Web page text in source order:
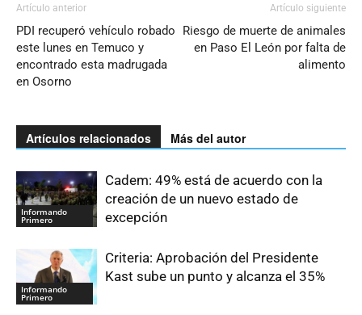
Artículo anterior
PDI recuperó vehículo robado
este lunes en Temuco y
encontrado esta madrugada
en Osorno
Artículo siguiente
Riesgo de muerte de animales
en Paso El León por falta de
alimento
Artículos relacionados Más del autor
Informando
Primero
Cadem: 49% está de acuerdo con la
creación de un nuevo estado de
excepción
Informando
Primero
Criteria: Aprobación del Presidente
Kast sube un punto y alcanza el 35%